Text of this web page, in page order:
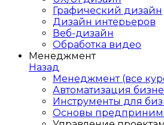
Графический дизайн
Дизайн интерьеров
Веб-дизайн
Обработка видео
Менеджмент
Назад
Менеджмент (все
Автоматизация
Инструменты для
Основы